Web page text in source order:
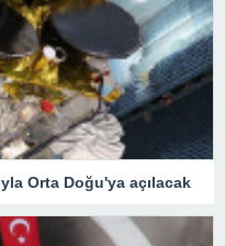
Orta Doğu'ya açılacak